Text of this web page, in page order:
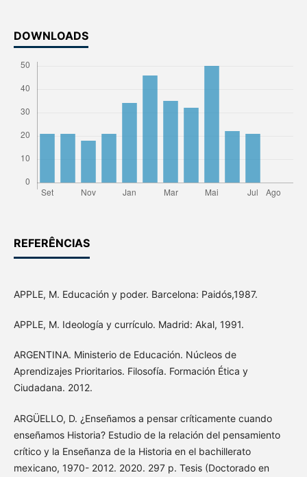
DOWNLOADS
REFERÊNCIAS
APPLE, M. Educación y poder. Barcelona: Paidós,1987.
APPLE, M. Ideología y currículo. Madrid: Akal, 1991.
ARGENTINA. Ministerio de Educación. Núcleos de
Aprendizajes Prioritarios. Filosofía. Formación Ética y
Ciudadana. 2012.
ARGÜELLO, D. ¿Enseñamos a pensar críticamente cuando
enseñamos Historia? Estudio de la relación del pensamiento
crítico y la Enseñanza de la Historia en el bachillerato
mexicano, 1970- 2012. 2020. 297 p. Tesis (Doctorado en